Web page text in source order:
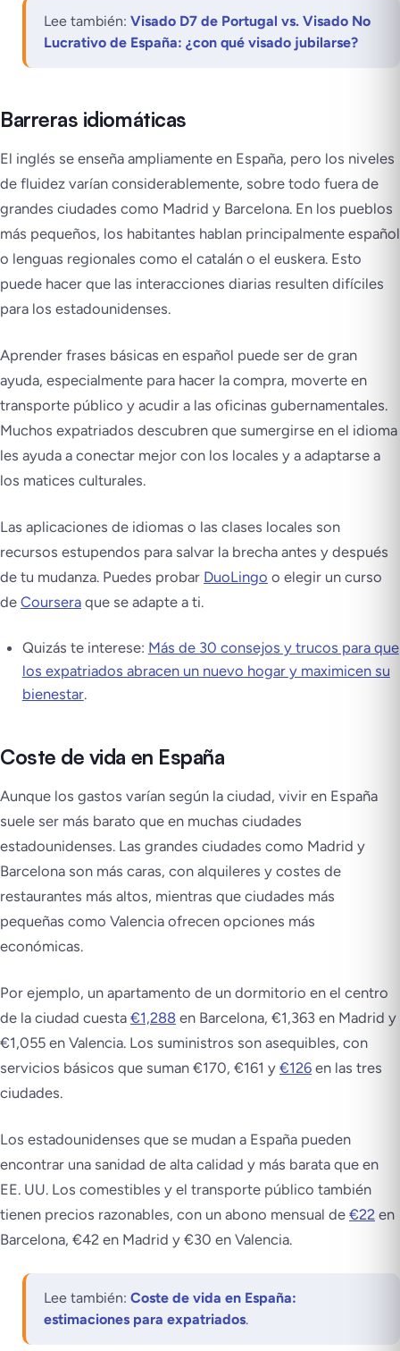
Lee también: Visado D7 de Portugal vs. Visado No
Lucrativo de España: ¿con qué visado jubilarse?
Barreras idiomáticas
El inglés se enseña ampliamente en España, pero los niveles
de fluidez varían considerablemente, sobre todo fuera de
grandes ciudades como Madrid y Barcelona. En los pueblos
más pequeños, los habitantes hablan principalmente español
o lenguas regionales como el catalán o el euskera. Esto
puede hacer que las interacciones diarias resulten difíciles
para los estadounidenses.
Aprender frases básicas en español puede ser de gran
ayuda, especialmente para hacer la compra, moverte en
transporte público y acudir a las oficinas gubernamentales.
Muchos expatriados descubren que sumergirse en el idioma
les ayuda a conectar mejor con los locales y a adaptarse a
los matices culturales.
Las aplicaciones de idiomas o las clases locales son
recursos estupendos para salvar la brecha antes y después
de tu mudanza. Puedes probar DuoLingo o elegir un curso
de Coursera que se adapte a ti.
Quizás te interese: Más de 30 consejos y trucos para que
los expatriados abracen un nuevo hogar y maximicen su
bienestar.
Coste de vida en España
Aunque los gastos varían según la ciudad, vivir en España
suele ser más barato que en muchas ciudades
estadounidenses. Las grandes ciudades como Madrid y
Barcelona son más caras, con alquileres y costes de
restaurantes más altos, mientras que ciudades más
pequeñas como Valencia ofrecen opciones más
económicas.
Por ejemplo, un apartamento de un dormitorio en el centro
de la ciudad cuesta €1,288 en Barcelona, €1,363 en Madrid y
€1,055 en Valencia. Los suministros son asequibles, con
servicios básicos que suman €170, €161 y €126 en las tres
ciudades.
Los estadounidenses que se mudan a España pueden
encontrar una sanidad de alta calidad y más barata que en
EE. UU. Los comestibles y el transporte público también
tienen precios razonables, con un abono mensual de €22 en
Barcelona, €42 en Madrid y €30 en Valencia.
Lee también: Coste de vida en España:
estimaciones para expatriados.